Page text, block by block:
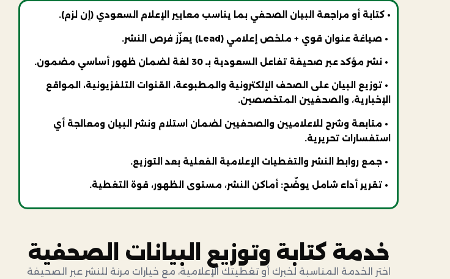
• كتابة أو مراجعة البيان الصحفي بما يناسب معايير الإعلام السعودي (إن لزم).
• صياغة عنوان قوي + ملخص إعلامي (Lead) يعزّز فرص النشر.
• نشر مؤكد عبر صحيفة تفاعل السعودية بـ 30 لغة لضمان ظهور أساسي مضمون.
• توزيع البيان على الصحف الإلكترونية والمطبوعة، القنوات التلفزيونية، المواقع
الإخبارية، والصحفيين المتخصصين.
• متابعة وشرح للاعلاميين والصحفيين لضمان استلام ونشر البيان ومعالجة أي
استفسارات تحريرية.
• جمع روابط النشر والتغطيات الإعلامية الفعلية بعد التوزيع.
• تقرير أداء شامل يوضّح: أماكن النشر، مستوى الظهور، قوة التغطية.
خدمة كتابة وتوزيع البيانات الصحفية
اختر الخدمة المناسبة لخبرك أو تغطيتك الإعلامية، مع خيارات مرنة للنشر عبر الصحيفة